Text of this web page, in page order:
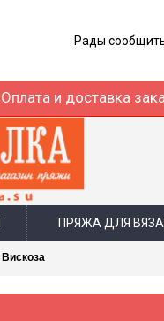
Рады
Оплата и доставка
ПРЯЖА ДЛЯ
Вискоза